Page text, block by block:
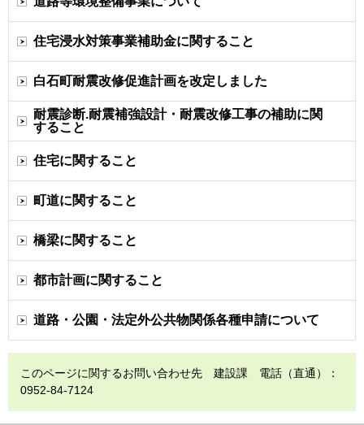
住宅浸水対策事業補助金に関すること
白石町耐震改修促進計画を改定しました
耐震診断.耐震補強設計・耐震改修工事の補助に関
すること
住宅に関すること
町道に関すること
橋梁に関すること
都市計画に関すること
道路・公園・法定外公共物関係各種申請について
このページに関するお問い合わせ先 建設課 電話（直通）：
0952-84-7124